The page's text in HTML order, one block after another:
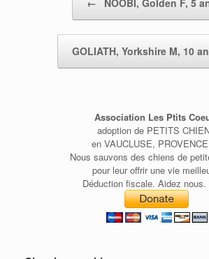
← NOOBI, Golden F, 5
GOLIATH, Yorkshire M, 10
Association Les Ptits
adoption de PETITS
en VAUCLUSE,
Nous sauvons des chiens de
pour leur offrir une vie
Déduction fiscale. Aidez nous.